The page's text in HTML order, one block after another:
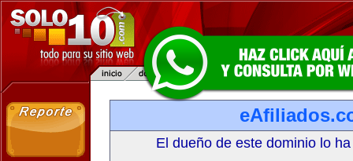
El dueño de este dominio lo